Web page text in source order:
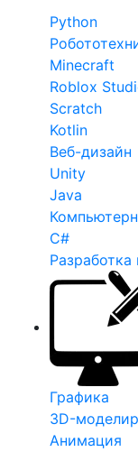
Python
Minecraft
Roblox
Scratch
Kotlin
Веб-дизайн
Unity
Java
C#
Разработка
Графика
3D-
Анимация